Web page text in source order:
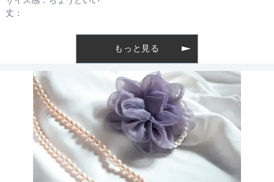
骨格タイプ
丈：
もっと見る